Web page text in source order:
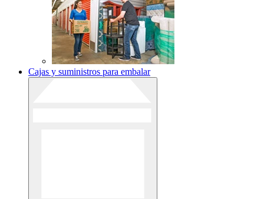
Cajas y suministros para embalar